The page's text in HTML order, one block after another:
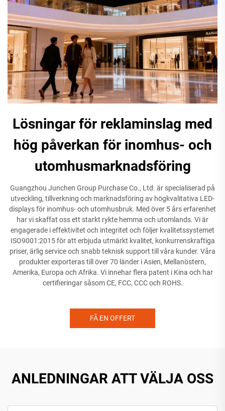
Lösningar för reklaminslag med
hög påverkan för inomhus- och
utomhusmarknadsföring
Guangzhou Junchen Group Purchase Co., Ltd. är specialiserad på
utveckling, tillverkning och marknadsföring av högkvalitativa LED-
displays för inomhus- och utomhusbruk. Med över 5 års erfarenhet
har vi skaffat oss ett starkt rykte hemma och utomlands. Vi är
engagerade i effektivitet och integritet och följer kvalitetssystemet
ISO9001:2015 för att erbjuda utmärkt kvalitet, konkurrenskraftiga
priser, ärlig service och snabb teknisk support till våra kunder. Våra
produkter exporteras till över 70 länder i Asien, Mellanöstern,
Amerika, Europa och Afrika. Vi innehar flera patent i Kina och har
certifieringar såsom CE, FCC, CCC och ROHS.
FÅ EN OFFERT
ANLEDNINGAR ATT VÄLJA OSS